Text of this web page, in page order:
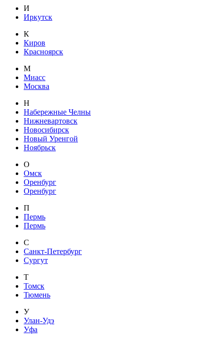
И
Иркутск
К
Киров
Красноярск
М
Миасс
Москва
Н
Набережные Челны
Нижневартовск
Новосибирск
Новый Уренгой
Ноябрьск
О
Омск
Оренбург
Оренбург
П
Пермь
Пермь
С
Санкт-Петербург
Сургут
Т
Томск
Тюмень
У
Улан-Удэ
Уфа